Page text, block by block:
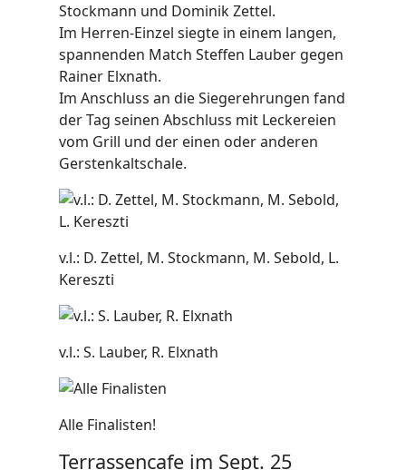
Stockmann und Dominik Zettel.
Im Herren-Einzel siegte in einem langen,
spannenden Match Steffen Lauber gegen
Rainer Elxnath.
Im Anschluss an die Siegerehrungen fand
der Tag seinen Abschluss mit Leckereien
vom Grill und der einen oder anderen
Gerstenkaltschale.
v.l.: D. Zettel, M. Stockmann, M. Sebold, L.
Kereszti
v.l.: S. Lauber, R. Elxnath
Alle Finalisten!
Terrassencafe im Sept. 25